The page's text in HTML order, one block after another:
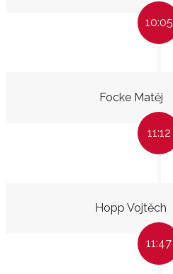
10:05
Focke Matěj
11:12
Hopp Vojtěch
11:47